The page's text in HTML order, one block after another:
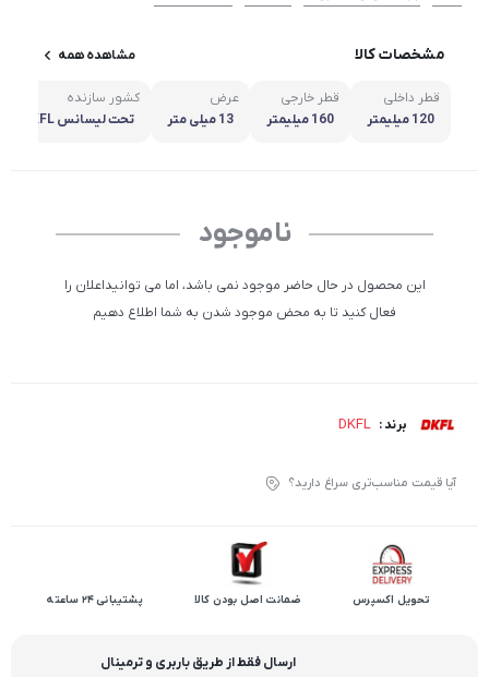
مشخصات کالا مشاهده همه
قطر داخلی
120 میلیمتر
قطر خارجی
160 میلیمتر
عرض
13 میلی متر
کشور سازنده
تحت لیسانس DKFL آلمان
ناموجود
این محصول در حال حاضر موجود نمی باشد، اما می توانیداعلان را
فعال کنید تا به محض موجود شدن به شما اطلاع دهیم
برند : DKFL
آیا قیمت مناسب‌تری سراغ دارید؟
تحویل اکسپرس ضمانت اصل بودن کالا پشتیبانی 24 ساعته
ارسال فقط از طریق باربری و ترمینال